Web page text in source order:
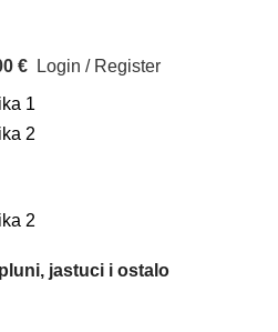
€ Login / Register
jastuci i ostalo